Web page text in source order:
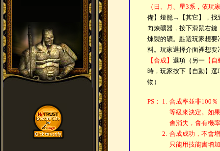
（日、月、星3系，依玩
備】燈籠→【其它】，找
向煉礦器，按下滑鼠右
煉製的礦。點選玩家想
料。玩家選擇介面裡想
【合成】 選項（另一 【
時，玩家按下【自動】
物）
PS： 1. 合成率並非100
等級來決定。如
會消失，會有機
2. 合成成功，不會
只能用技能書增